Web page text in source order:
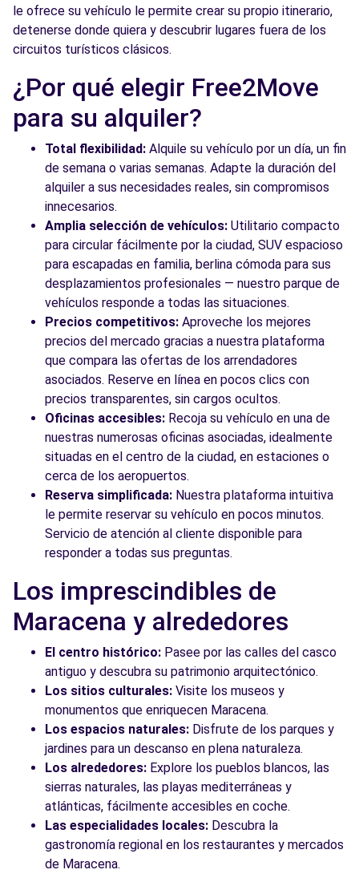
le ofrece su vehículo le permite crear su propio itinerario,
detenerse donde quiera y descubrir lugares fuera de los
circuitos turísticos clásicos.
¿Por qué elegir Free2Move
para su alquiler?
Total flexibilidad: Alquile su vehículo por un día, un fin
de semana o varias semanas. Adapte la duración del
alquiler a sus necesidades reales, sin compromisos
innecesarios.
Amplia selección de vehículos: Utilitario compacto
para circular fácilmente por la ciudad, SUV espacioso
para escapadas en familia, berlina cómoda para sus
desplazamientos profesionales — nuestro parque de
vehículos responde a todas las situaciones.
Precios competitivos: Aproveche los mejores
precios del mercado gracias a nuestra plataforma
que compara las ofertas de los arrendadores
asociados. Reserve en línea en pocos clics con
precios transparentes, sin cargos ocultos.
Oficinas accesibles: Recoja su vehículo en una de
nuestras numerosas oficinas asociadas, idealmente
situadas en el centro de la ciudad, en estaciones o
cerca de los aeropuertos.
Reserva simplificada: Nuestra plataforma intuitiva
le permite reservar su vehículo en pocos minutos.
Servicio de atención al cliente disponible para
responder a todas sus preguntas.
Los imprescindibles de
Maracena y alrededores
El centro histórico: Pasee por las calles del casco
antiguo y descubra su patrimonio arquitectónico.
Los sitios culturales: Visite los museos y
monumentos que enriquecen Maracena.
Los espacios naturales: Disfrute de los parques y
jardines para un descanso en plena naturaleza.
Los alrededores: Explore los pueblos blancos, las
sierras naturales, las playas mediterráneas y
atlánticas, fácilmente accesibles en coche.
Las especialidades locales: Descubra la
gastronomía regional en los restaurantes y mercados
de Maracena.